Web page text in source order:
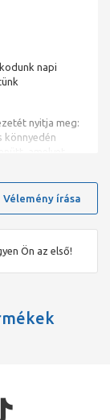
napi
nyitja meg:
könnyedén
amelyet
Vélemény írása
Ön az első!